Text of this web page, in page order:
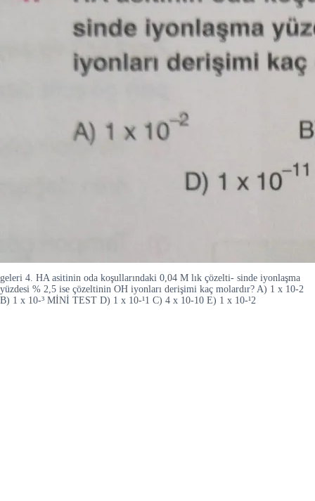
geleri 4. HA asitinin oda koşullarındaki 0,04 M lık çözelti- sinde iyonlaşma
yüzdesi % 2,5 ise çözeltinin OH iyonları derişimi kaç molardır? A) 1 x 10-2
B) 1 x 10-³ MİNİ TEST D) 1 x 10-¹1 C) 4 x 10-10 E) 1 x 10-¹2